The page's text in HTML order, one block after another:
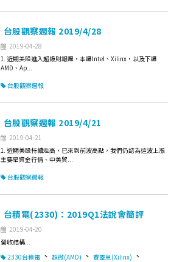
台股觀察週報 2019/4/28
2019-04-28
1. 近期美股進入超級財報週，本週Intel、Xilinx，以及下週
AMD、Ap...
台股觀察週報
台股觀察週報 2019/4/21
2019-04-21
1. 近期美股持續走高，已來到前波高點，我們仍認為這波上漲
主要是資金行情、中美貿...
台股觀察週報
台積電(2330)：2019Q1法說會簡評
2019-04-20
營收結構...
2330台積電 、 超微(AMD) 、 賽靈思(Xilinx) 、